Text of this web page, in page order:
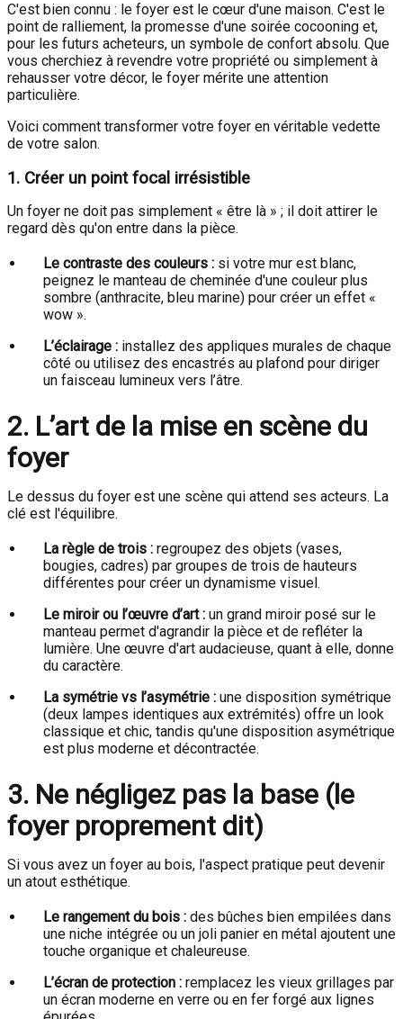
C'est bien connu : le foyer est le cœur d'une maison. C'est le
point de ralliement, la promesse d'une soirée cocooning et,
pour les futurs acheteurs, un symbole de confort absolu. Que
vous cherchiez à revendre votre propriété ou simplement à
rehausser votre décor, le foyer mérite une attention
particulière.
Voici comment transformer votre foyer en véritable vedette
de votre salon.
1. Créer un point focal irrésistible
Un foyer ne doit pas simplement « être là » ; il doit attirer le
regard dès qu'on entre dans la pièce.
Le contraste des couleurs : si votre mur est blanc,
peignez le manteau de cheminée d'une couleur plus
sombre (anthracite, bleu marine) pour créer un effet «
wow ».
L’éclairage : installez des appliques murales de chaque
côté ou utilisez des encastrés au plafond pour diriger
un faisceau lumineux vers l’âtre.
2. L’art de la mise en scène du
foyer
Le dessus du foyer est une scène qui attend ses acteurs. La
clé est l'équilibre.
La règle de trois : regroupez des objets (vases,
bougies, cadres) par groupes de trois de hauteurs
différentes pour créer un dynamisme visuel.
Le miroir ou l’œuvre d’art : un grand miroir posé sur le
manteau permet d'agrandir la pièce et de refléter la
lumière. Une œuvre d'art audacieuse, quant à elle, donne
du caractère.
La symétrie vs l’asymétrie : une disposition symétrique
(deux lampes identiques aux extrémités) offre un look
classique et chic, tandis qu'une disposition asymétrique
est plus moderne et décontractée.
3. Ne négligez pas la base (le
foyer proprement dit)
Si vous avez un foyer au bois, l'aspect pratique peut devenir
un atout esthétique.
Le rangement du bois : des bûches bien empilées dans
une niche intégrée ou un joli panier en métal ajoutent une
touche organique et chaleureuse.
L’écran de protection : remplacez les vieux grillages par
un écran moderne en verre ou en fer forgé aux lignes